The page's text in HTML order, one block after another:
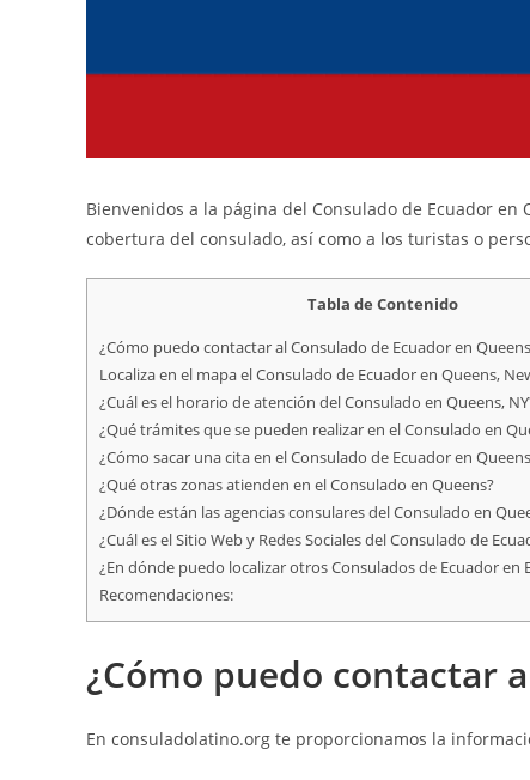
Bienvenidos a la página del Consulado de Ecuador
cobertura del consulado, así como a los turistas o
Tabla de Contenido
¿Cómo puedo contactar al Consulado de Ecuador en
Localiza en el mapa el Consulado de Ecuador en Queens,
¿Cuál es el horario de atención del Consulado en Queens,
¿Qué trámites que se pueden realizar en el Consulado en
¿Cómo sacar una cita en el Consulado de Ecuador en
¿Qué otras zonas atienden en el Consulado en Queens?
¿Dónde están las agencias consulares del Consulado en
¿Cuál es el Sitio Web y Redes Sociales del Consulado de
¿En dónde puedo localizar otros Consulados de Ecuador en
Recomendaciones:
¿Cómo puedo contactar
En consuladolatino.org te proporcionamos la